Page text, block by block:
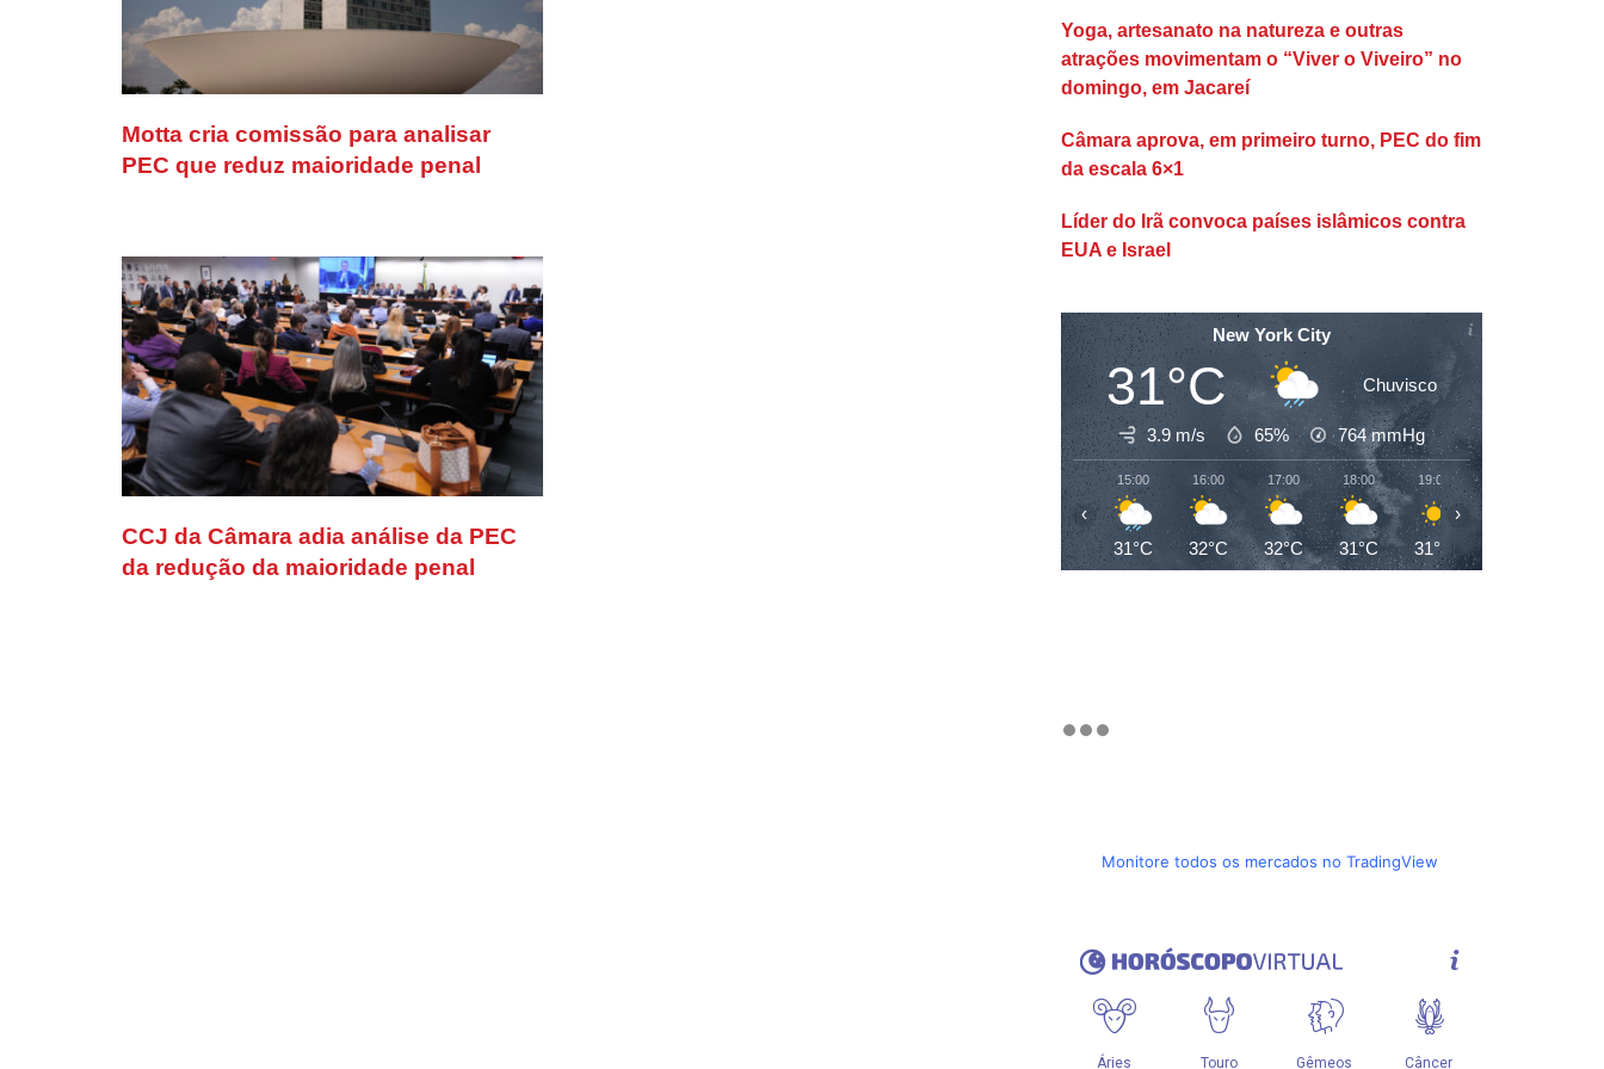
Motta cria comissão para analisar
PEC que reduz maioridade penal
CCJ da Câmara adia análise da PEC
da redução da maioridade penal
Yoga, artesanato na natureza e outras
atrações movimentam o “Viver o Viveiro” no
domingo, em Jacareí
Câmara aprova, em primeiro turno, PEC do fim
da escala 6×1
Líder do Irã convoca países islâmicos contra
EUA e Israel
New York City
31°C Chuvisco
3.9 m/s 65% 764mmHg
15:00
31°C
16:00
32°C
17:00
32°C
18:00
31°C
19:00
31°C
‹ ›
Monitore todos os mercados no TradingView